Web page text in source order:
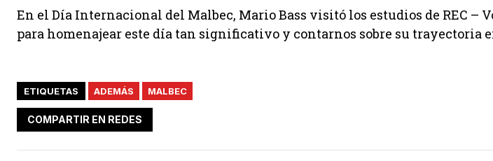
En el Día Internacional del Malbec, Mario Bass visitó los estudios de REC –
para homenajear este día tan significativo y contarnos sobre su trayectoria
ETIQUETAS ADEMÁS MALBEC
COMPARTIR EN REDES